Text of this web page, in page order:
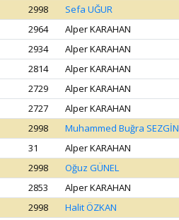
2998 Sefa UĞUR
2964 Alper KARAHAN
2934 Alper KARAHAN
2814 Alper KARAHAN
2729 Alper KARAHAN
2727 Alper KARAHAN
2998 Muhammed Buğra SEZGİN
31 Alper KARAHAN
2998 Oğuz GÜNEL
2853 Alper KARAHAN
2998 Halit ÖZKAN